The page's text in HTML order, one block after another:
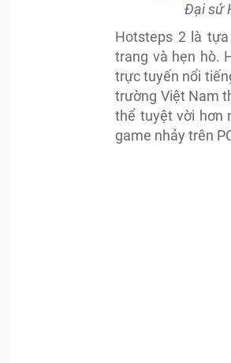
Đại sứ
Hotsteps 2 là
trang và hẹn hò.
trực tuyến nổi
trường Việt Nam
thể tuyệt vời hơn
game nhảy trên